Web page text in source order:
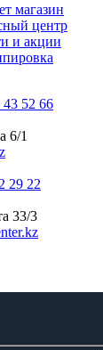
магазин
центр
и акции
52 66
6/1
29 22
33/3